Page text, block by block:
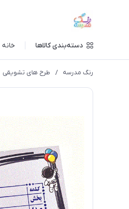
دسته‌بندی کالاها خانه
رنگ مدرسه / طرح های تشویقی